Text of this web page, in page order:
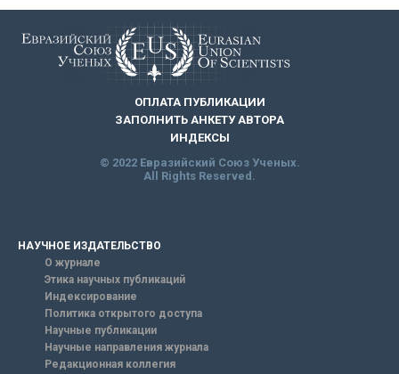
ОПЛАТА ПУБЛИКАЦИИ
ЗАПОЛНИТЬ АНКЕТУ АВТОРА
ИНДЕКСЫ
© 2022 Евразийский Союз Ученых.
All Rights Reserved.
НАУЧНОЕ ИЗДАТЕЛЬСТВО
О журнале
Этика научных публикаций
Индексирование
Политика открытого доступа
Научные публикации
Научные направления журнала
Редакционная коллегия